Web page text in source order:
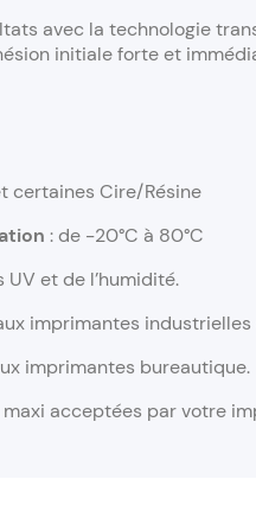
avec la technologie
initiale forte et
certaines Cire/Résine
: de -20°C à 80°C
UV et de l’humidité.
imprimantes
imprimantes bureautique.
acceptées par votre